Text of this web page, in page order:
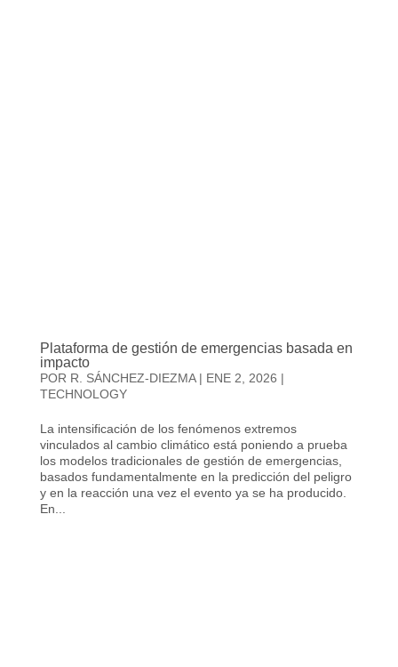
Plataforma de gestión de emergencias basada en
impacto
POR R. SÁNCHEZ-DIEZMA| ENE 2, 2026 |
TECHNOLOGY
La intensificación de los fenómenos extremos
vinculados al cambio climático está poniendo a prueba
los modelos tradicionales de gestión de emergencias,
basados fundamentalmente en la predicción del peligro
y en la reacción una vez el evento ya se ha producido.
En...